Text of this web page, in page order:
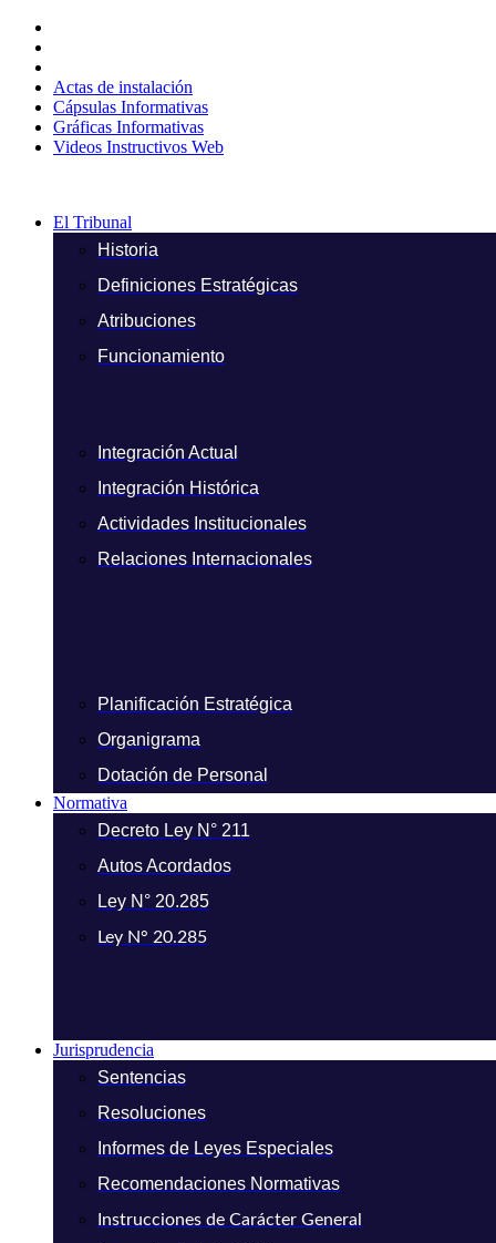
contenido
Actas de instalación
Cápsulas Informativas
Gráficas Informativas
Videos Instructivos Web
El Tribunal
Historia
Definiciones Estratégicas
Atribuciones
Funcionamiento
Integración Actual
Integración Histórica
Actividades Institucionales
Relaciones Internacionales
Planificación Estratégica
Organigrama
Dotación de Personal
Normativa
Decreto Ley N° 211
Autos Acordados
Ley N° 20.285
Ley N° 20.285
Jurisprudencia
Sentencias
Resoluciones
Informes de Leyes Especiales
Recomendaciones Normativas
Instrucciones de Carácter General